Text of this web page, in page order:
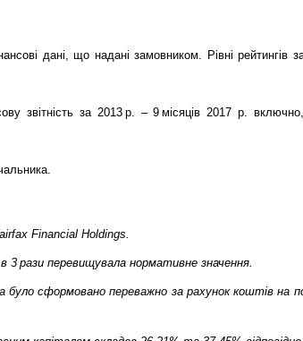
дані, що надані замовником. Рівні рейтингів
звітність за 2013 р. – 9 місяців 2017 р.
Financial Holdings.
рази перевищувала нормативне значення.
було сформовано переважно за рахунок коштів на